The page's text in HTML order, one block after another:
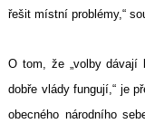
řešit místní problémy,“
O tom, že „volby dávají
dobře vlády fungují,“ je
obecného národního